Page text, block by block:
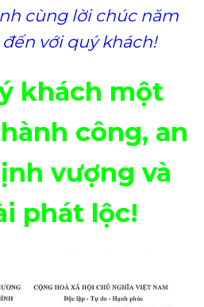
cùng lời chúc năm
với quý khách!
khách một
công, an
vượng và
phát lộc!